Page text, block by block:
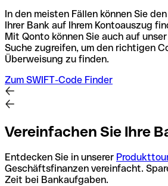
In den meisten Fällen können Sie
Ihrer Bank auf Ihrem Kontoauszug
Mit Qonto können Sie auch auf
Suche zugreifen, um den richtigen
Überweisung zu finden.
Zum SWIFT-Code Finder
Vereinfachen Sie Ihre
Entdecken Sie in unserer
Geschäftsfinanzen vereinfacht.
Zeit bei Bankaufgaben.